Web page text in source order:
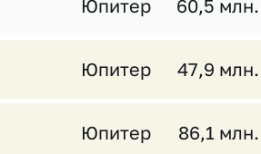
Юпитер 60,5
Юпитер 47,9
Юпитер 86,1